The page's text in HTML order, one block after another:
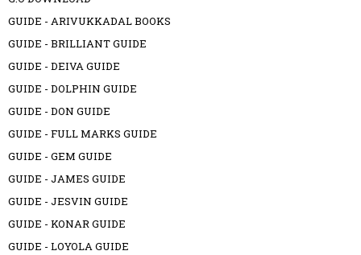
GUIDE - ARIVUKKADAL BOOKS
GUIDE - BRILLIANT GUIDE
GUIDE - DEIVA GUIDE
GUIDE - DOLPHIN GUIDE
GUIDE - DON GUIDE
GUIDE - FULL MARKS GUIDE
GUIDE - GEM GUIDE
GUIDE - JAMES GUIDE
GUIDE - JESVIN GUIDE
GUIDE - KONAR GUIDE
GUIDE - LOYOLA GUIDE